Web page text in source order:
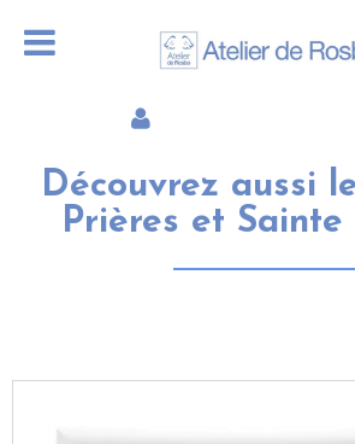
Découvrez aussi
Prières et Sainte